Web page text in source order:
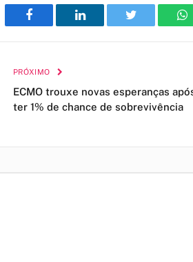
Facebook LinkedIn Twitter
PRÓXIMO
ECMO trouxe novas esperanças
ter 1% de chance de sobrevivência